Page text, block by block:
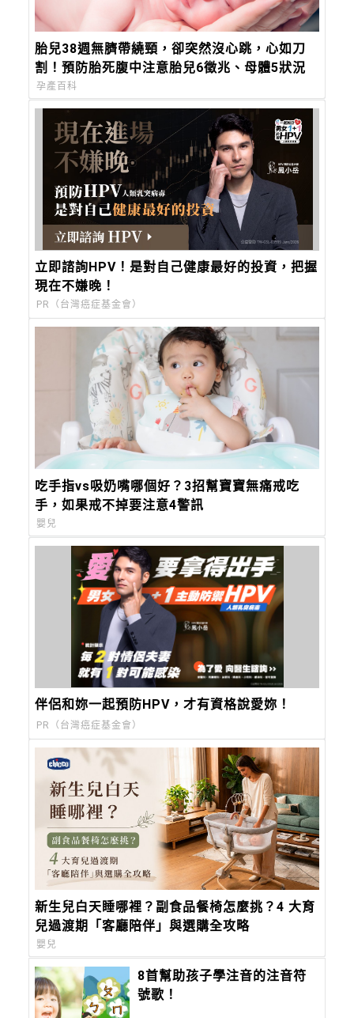
胎兒38週無臍帶繞頸，卻突然沒心跳，心如刀
割！預防胎死腹中注意胎兒6徵兆、母體5狀況
孕產百科
立即諮詢HPV！是對自己健康最好的投資，把握
現在不嫌晚！
PR（台灣癌症基金會）
吃手指vs吸奶嘴哪個好？3招幫寶寶無痛戒吃
手，如果戒不掉要注意4警訊
嬰兒
伴侶和妳一起預防HPV，才有資格說愛妳！
PR（台灣癌症基金會）
新生兒白天睡哪裡？副食品餐椅怎麼挑？4 大育
兒過渡期「客廳陪伴」與選購全攻略
嬰兒
8首幫助孩子學注音的注音符
號歌！